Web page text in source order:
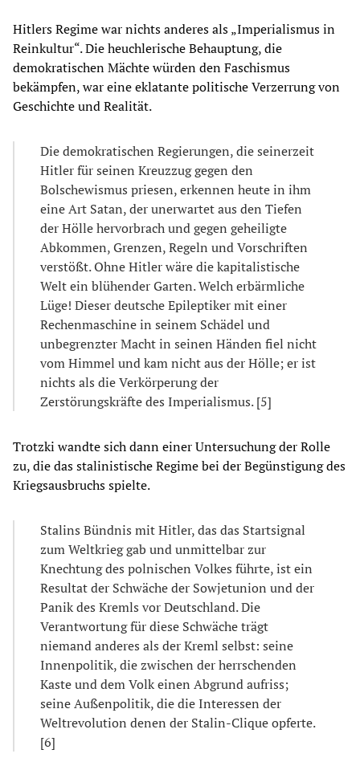
Hitlers Regime war nichts anderes als „Imperialismus in
Reinkultur“. Die heuchlerische Behauptung, die
demokratischen Mächte würden den Faschismus
bekämpfen, war eine eklatante politische Verzerrung von
Geschichte und Realität.
Die demokratischen Regierungen, die seinerzeit
Hitler für seinen Kreuzzug gegen den
Bolschewismus priesen, erkennen heute in ihm
eine Art Satan, der unerwartet aus den Tiefen
der Hölle hervorbrach und gegen geheiligte
Abkommen, Grenzen, Regeln und Vorschriften
verstößt. Ohne Hitler wäre die kapitalistische
Welt ein blühender Garten. Welch erbärmliche
Lüge! Dieser deutsche Epileptiker mit einer
Rechenmaschine in seinem Schädel und
unbegrenzter Macht in seinen Händen fiel nicht
vom Himmel und kam nicht aus der Hölle; er ist
nichts als die Verkörperung der
Zerstörungskräfte des Imperialismus. [5]
Trotzki wandte sich dann einer Untersuchung der Rolle
zu, die das stalinistische Regime bei der Begünstigung des
Kriegsausbruchs spielte.
Stalins Bündnis mit Hitler, das das Startsignal
zum Weltkrieg gab und unmittelbar zur
Knechtung des polnischen Volkes führte, ist ein
Resultat der Schwäche der Sowjetunion und der
Panik des Kremls vor Deutschland. Die
Verantwortung für diese Schwäche trägt
niemand anderes als der Kreml selbst: seine
Innenpolitik, die zwischen der herrschenden
Kaste und dem Volk einen Abgrund aufriss;
seine Außenpolitik, die die Interessen der
Weltrevolution denen der Stalin-Clique opferte.
[6]